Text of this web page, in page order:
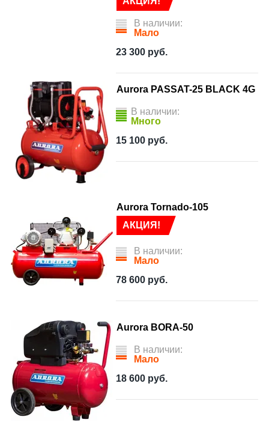
В наличии:
Мало
23 300 руб.
Aurora PASSAT-25 BLACK 4G
В наличии:
Много
15 100 руб.
АКЦИЯ!
Aurora Tornado-105
В наличии:
Мало
78 600 руб.
Aurora BORA-50
В наличии:
Мало
18 600 руб.